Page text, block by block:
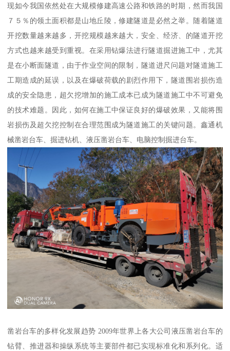
现如今我国依然处在大规模修建高速公路和铁路的时期，然而我国
７５％的领土面积都是山地丘陵，修建隧道是必然之举。随着隧道
开挖数量越来越多，开挖规模越来越大，安全、经济、的隧道开挖
方式也越来越受到重视。在采用钻爆法进行隧道掘进施工中，尤其
是在小断面隧道，由于作业空间的限制，隧道进尺问题对隧道施工
工期造成的延误，以及在爆破荷载的剧烈作用下，隧道围岩损伤造
成的安全隐患，超欠挖增加的施工成本已成为隧道施工中不可避免
的技术难题。因此，如何在施工中保证良好的爆破效果，又能将围
岩损伤及超欠挖控制在合理范围成为隧道施工的关键问题。鑫通机
械凿岩台车、掘进钻机、液压凿岩台车、电脑控制掘进台车。
凿岩台车的多样化发展趋势 2009年世界上各大公司液压凿岩台车的
钻臂、推进器和操纵系统等主要部件都已实现标准化和系列化。适